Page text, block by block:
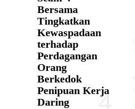
Bersama
Tingkatkan
Kewaspadaan
terhadap
Perdagangan
Orang
Berkedok
Penipuan Kerja
Daring